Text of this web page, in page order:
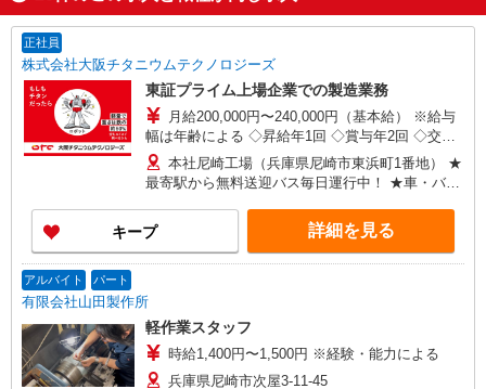
正社員
株式会社大阪チタニウムテクノロジーズ
東証プライム上場企業での製造業務
月給200,000円〜240,000円（基本給） ※給与
幅は年齢による ◇昇給年1回 ◇賞与年2回 ◇交替
勤務手当・深夜勤務手当等各種手当別途 ＜年収例
＞ ・25歳入社 2年目：年収520万円 5年目：
年収560万円 10年目：年収620万円 ・30歳入社
2年目：年収535万円 5年目：年収570万円
10年目：年収620万円 ※試用期間（半年〜1年
間） 期間中条件変更あり。 ・雇用形態：契約
関しては、別途【備考欄】をご参照ください。
本社尼崎工場（兵庫県尼崎市東浜町1番地） ★
最寄駅から無料送迎バス毎日運行中！ ★車・バイ
キープ 詳細を見る
アルバイト パート
有限会社山田製作所
軽作業スタッフ
時給1,400円〜1,500円 ※経験・能力による
兵庫県尼崎市次屋3-11-45